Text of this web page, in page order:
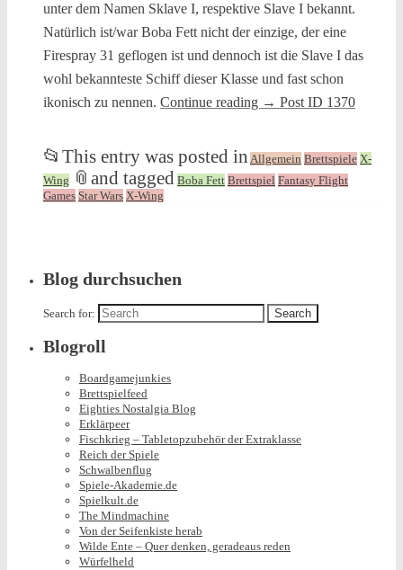
unter dem Namen Sklave I, respektive Slave I bekannt.
Natürlich ist/war Boba Fett nicht der einzige, der eine
Firespray 31 geflogen ist und dennoch ist die Slave I das
wohl bekannteste Schiff dieser Klasse und fast schon
ikonisch zu nennen. Continue reading → Post ID 1370
📂 This entry was posted in Allgemein Brettspiele X-
Wing 📎 and tagged Boba Fett Brettspiel Fantasy Flight
Games Star Wars X-Wing
Blog durchsuchen
Search for:
Blogroll
Boardgamejunkies
Brettspielfeed
Eighties Nostalgia Blog
Erklärpeer
Fischkrieg – Tabletopzubehör der Extraklasse
Reich der Spiele
Schwalbenflug
Spiele-Akademie.de
Spielkult.de
The Mindmachine
Von der Seifenkiste herab
Wilde Ente – Quer denken, geradeaus reden
Würfelheld